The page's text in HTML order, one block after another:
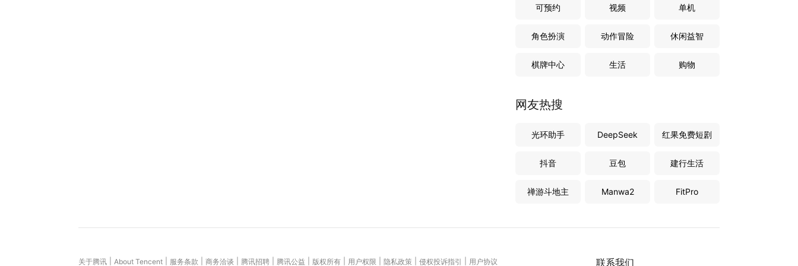
可预约 视频 单机
角色扮演 动作冒险 休闲益智
棋牌中心 生活 购物
网友热搜
光环助手 DeepSeek 红果免费短剧
抖音 豆包 建行生活
禅游斗地主 Manwa2 FitPro
联系我们
关于腾讯 About Tencent 服务条款 商务洽谈 腾讯招聘 腾讯公益 版权所有 用户权限 隐私政策 侵权投诉指引 用户协议